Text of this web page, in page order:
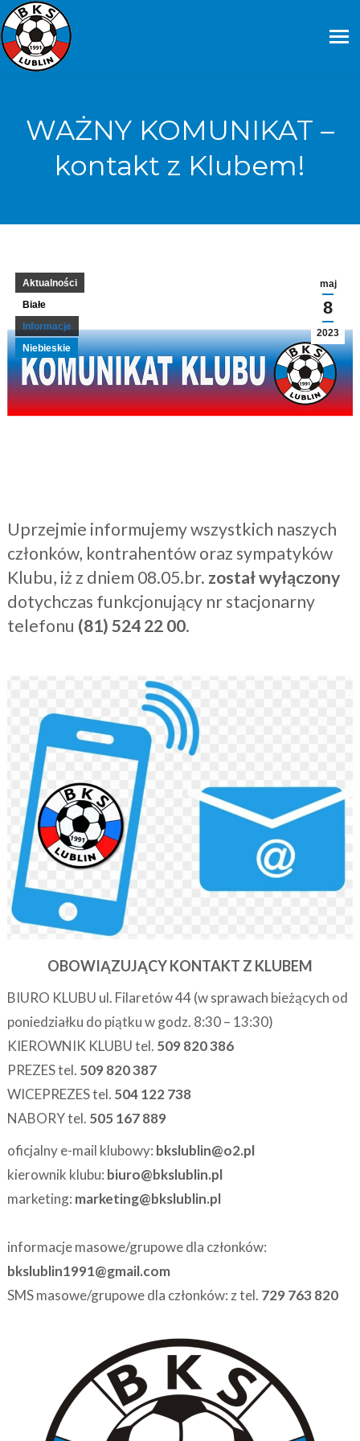
WAŻNY KOMUNIKAT –
kontakt z Klubem!
maj
8
2023
Aktualności
Białe
Informacje
Niebieskie
Uprzejmie informujemy wszystkich naszych
członków, kontrahentów oraz sympatyków
Klubu, iż z dniem 08.05.br. został wyłączony
dotychczas funkcjonujący nr stacjonarny
telefonu (81) 524 22 00.
OBOWIĄZUJĄCY KONTAKT Z KLUBEM
BIURO KLUBU ul. Filaretów 44 (w sprawach bieżących od
poniedziałku do piątku w godz. 8:30 – 13:30)
KIEROWNIK KLUBU tel. 509 820 386
PREZES tel. 509 820 387
WICEPREZES tel. 504 122 738
NABORY tel. 505 167 889
oficjalny e-mail klubowy: bkslublin@o2.pl
kierownik klubu: biuro@bkslublin.pl
marketing: marketing@bkslublin.pl
informacje masowe/grupowe dla członków:
bkslublin1991@gmail.com
SMS masowe/grupowe dla członków: z tel. 729 763 820